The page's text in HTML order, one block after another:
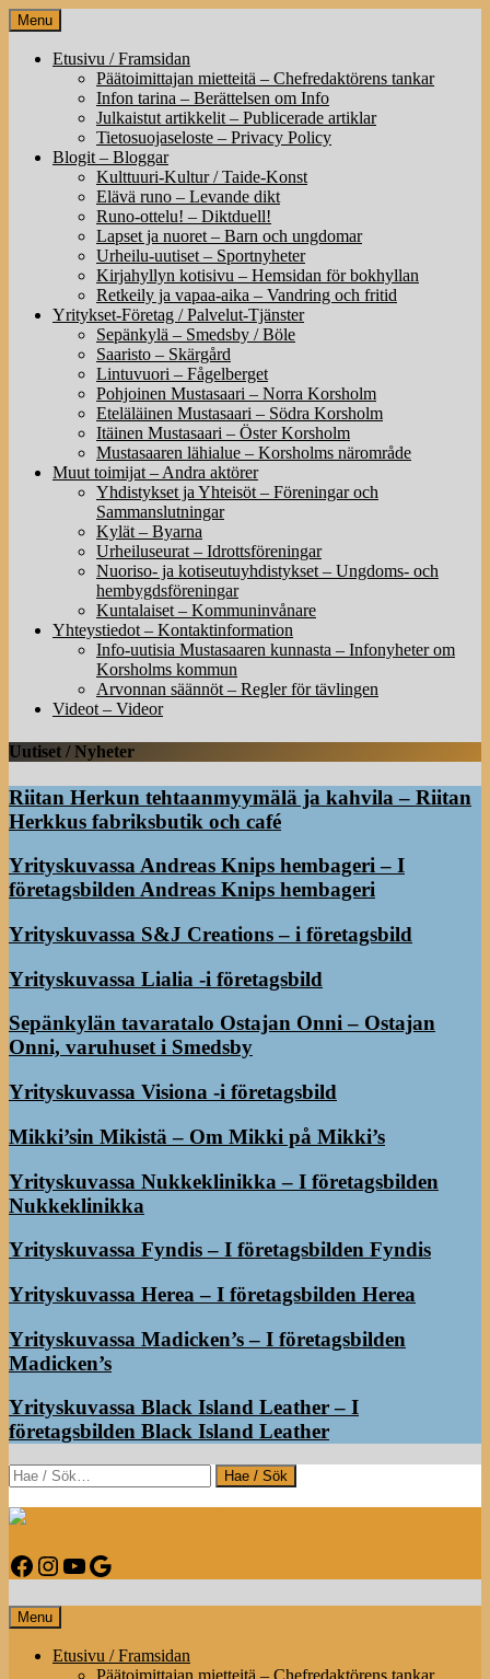
Skip
to
content
Menu
Etusivu / Framsidan
Päätoimittajan mietteitä – Chefredaktörens tankar
Infon tarina – Berättelsen om Info
Julkaistut artikkelit – Publicerade artiklar
Tietosuojaseloste – Privacy Policy
Blogit – Bloggar
Kulttuuri-Kultur / Taide-Konst
Elävä runo – Levande dikt
Runo-ottelu! – Diktduell!
Lapset ja nuoret – Barn och ungdomar
Urheilu-uutiset – Sportnyheter
Kirjahyllyn kotisivu – Hemsidan för bokhyllan
Retkeily ja vapaa-aika – Vandring och fritid
Yritykset-Företag / Palvelut-Tjänster
Sepänkylä – Smedsby / Böle
Saaristo – Skärgård
Lintuvuori – Fågelberget
Pohjoinen Mustasaari – Norra Korsholm
Eteläläinen Mustasaari – Södra Korsholm
Itäinen Mustasaari – Öster Korsholm
Mustasaaren lähialue – Korsholms närområde
Muut toimijat – Andra aktörer
Yhdistykset ja Yhteisöt – Föreningar och
Sammanslutningar
Kylät – Byarna
Urheiluseurat – Idrottsföreningar
Nuoriso- ja kotiseutuyhdistykset – Ungdoms- och
hembygdsföreningar
Kuntalaiset – Kommuninvånare
Yhteystiedot – Kontaktinformation
Info-uutisia Mustasaaren kunnasta – Infonyheter om
Korsholms kommun
Arvonnan säännöt – Regler för tävlingen
Videot – Videor
Uutiset / Nyheter
Riitan Herkun tehtaanmyymälä ja kahvila – Riitan
Herkkus fabriksbutik och café
Yrityskuvassa Andreas Knips hembageri – I
företagsbilden Andreas Knips hembageri
Yrityskuvassa S&J Creations – i företagsbild
Yrityskuvassa Lialia -i företagsbild
Sepänkylän tavaratalo Ostajan Onni – Ostajan
Onni, varuhuset i Smedsby
Yrityskuvassa Visiona -i företagsbild
Mikki’sin Mikistä – Om Mikki på Mikki’s
Yrityskuvassa Nukkeklinikka – I företagsbilden
Nukkeklinikka
Yrityskuvassa Fyndis – I företagsbilden Fyndis
Yrityskuvassa Herea – I företagsbilden Herea
Yrityskuvassa Madicken’s – I företagsbilden
Madicken’s
Yrityskuvassa Black Island Leather – I
företagsbilden Black Island Leather
Search
Info-Mustasaari-Korsholm.fi
Infoa Mustasaaresta – Information om Korsholm
Facebook
Instagram
YouTube
Google
Menu
Etusivu / Framsidan